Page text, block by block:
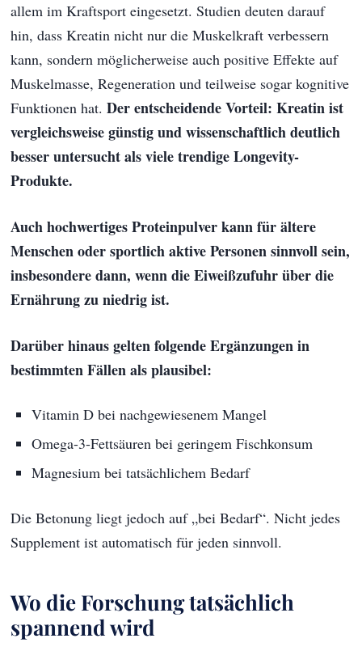
allem im Kraftsport eingesetzt. Studien deuten darauf
hin, dass Kreatin nicht nur die Muskelkraft verbessern
kann, sondern möglicherweise auch positive Effekte auf
Muskelmasse, Regeneration und teilweise sogar kognitive
Funktionen hat.Der entscheidende Vorteil: Kreatin ist
vergleichsweise günstig und wissenschaftlich deutlich
besser untersucht als viele trendige Longevity-
Produkte.
Auch hochwertiges Proteinpulver kann für ältere
Menschen oder sportlich aktive Personen sinnvoll sein,
insbesondere dann, wenn die Eiweißzufuhr über die
Ernährung zu niedrig ist.
Darüber hinaus gelten folgende Ergänzungen in
bestimmten Fällen als plausibel:
Vitamin D bei nachgewiesenem Mangel
Omega-3-Fettsäuren bei geringem Fischkonsum
Magnesium bei tatsächlichem Bedarf
Die Betonung liegt jedoch auf „bei Bedarf“. Nicht jedes
Supplement ist automatisch für jeden sinnvoll.
Wo die Forschung tatsächlich
spannend wird